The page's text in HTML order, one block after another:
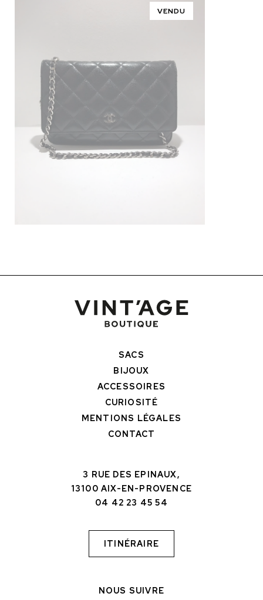
VENDU
SACS
BIJOUX
ACCESSOIRES
CURIOSITÉ
MENTIONS LÉGALES
CONTACT
3 RUE DES EPINAUX,
13100 AIX-EN-PROVENCE
04 42 23 45 54
ITINÉRAIRE
NOUS SUIVRE